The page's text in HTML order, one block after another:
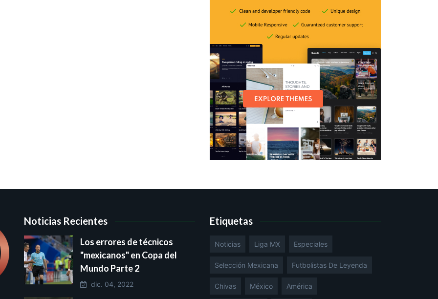
Noticias Recientes
Los errores de técnicos
"mexicanos" en Copa del
Mundo Parte 2
dic. 04, 2022
Etiquetas
Noticias Liga MX Especiales
Selección Mexicana Futbolistas De Leyenda
Chivas México América